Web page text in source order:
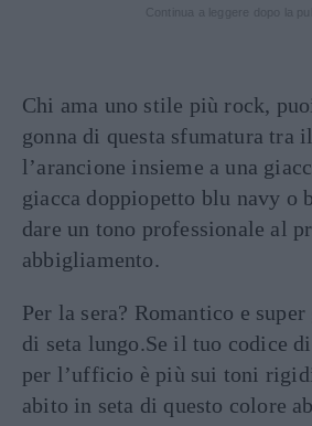
Chi ama uno stile più rock,
gonna di questa sfumatura tra
l’arancione insieme a una
giacca doppiopetto blu navy o
dare un tono professionale al
abbigliamento.
Per la sera? Romantico e
di seta lungo.Se il tuo codice
per l’ufficio è più sui toni
abito in seta di questo colore